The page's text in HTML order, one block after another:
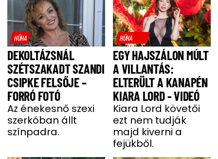
HŰHA
DEKOLTÁZSNÁL
SZÉTSZAKADT SZANDI
CSIPKE FELSŐJE –
FORRÓ FOTÓ
Az énekesnő szexi
szerkóban állt
színpadra.
HŰHA
EGY HAJSZÁLON MÚLT
A VILLANTÁS:
ELTERÜLT A KANAPÉN
KIARA LORD - VIDEÓ
Kiara Lord követői
ezt nem tudják
majd kiverni a
fejükből.